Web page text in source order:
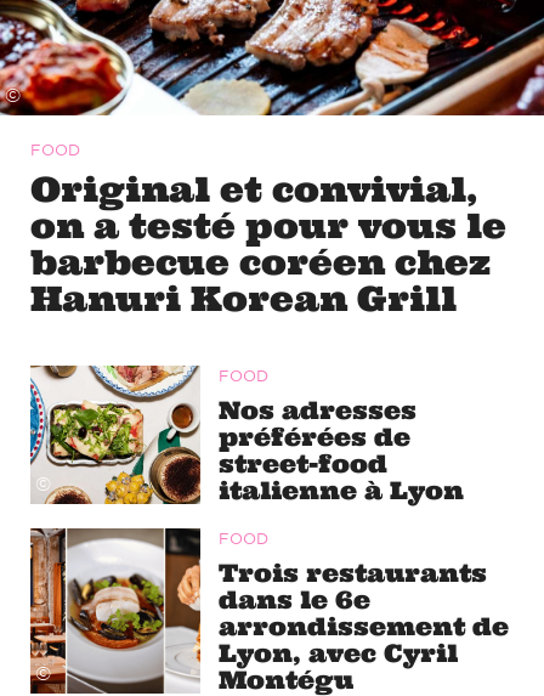
©
FOOD
Original et convivial,
on a testé pour vous le
barbecue coréen chez
Hanuri Korean Grill
©
FOOD
Nos adresses
préférées de
street-food
italienne à Lyon
©
FOOD
Trois restaurants
dans le 6e
arrondissement de
Lyon, avec Cyril
Montégu